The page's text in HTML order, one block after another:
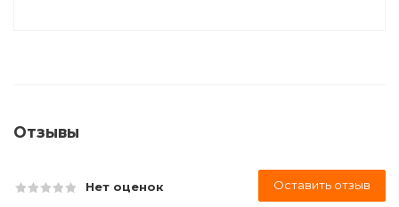
Отзывы
Нет оценок Оставить отзыв